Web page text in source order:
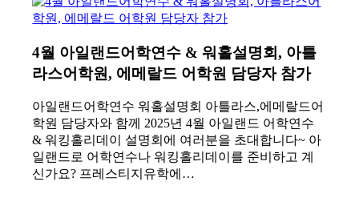
4월 아일랜드어학연수 & 워홀설명회, 아틀
라스어학원, 에메랄드 어학원 담당자 참가
아일랜드어학연수 워홀설명회 아틀라스,에메랄드어
학원 담당자와 함께 2025년 4월 아일랜드 어학연수
& 워킹홀리데이 설명회에 여러분을 초대합니다~ 아
일랜드로 어학연수나 워킹홀리데이를 준비하고 계
신가요? 프레스티지유학에…